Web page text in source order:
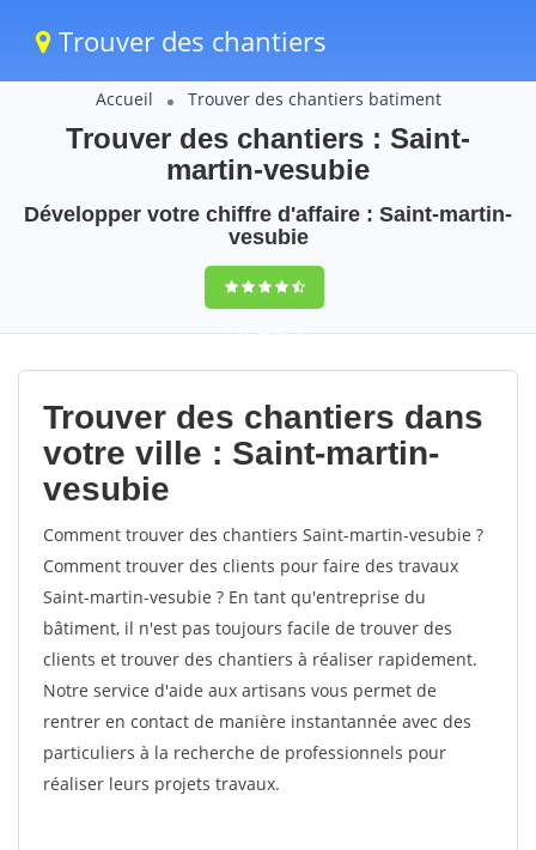
Trouver des chantiers
Accueil Trouver des chantiers batiment
Trouver des chantiers : Saint-
martin-vesubie
Développer votre chiffre d'affaire : Saint-martin-
vesubie
9,5(100%)74
votes
Trouver des chantiers dans
votre ville : Saint-martin-
vesubie
Comment trouver des chantiers Saint-martin-vesubie ?
Comment trouver des clients pour faire des travaux
Saint-martin-vesubie ? En tant qu'entreprise du
bâtiment, il n'est pas toujours facile de trouver des
clients et trouver des chantiers à réaliser rapidement.
Notre service d'aide aux artisans vous permet de
rentrer en contact de manière instantannée avec des
particuliers à la recherche de professionnels pour
réaliser leurs projets travaux.